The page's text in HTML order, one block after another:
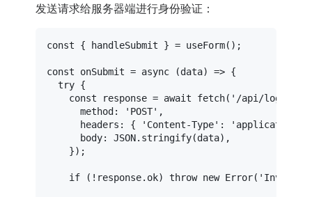
发送请求给服务器端进行身份验证：
const { handleSubmit } = useForm();
const onSubmit = async (data) => {
try {
const response = await fetch( '/api/login'
method : 'POST' ,
headers : { 'Content-Type' :
'application/
body: JSON. stringify(data),
    });
if (!response. ok) throw new Error( 'Invalid